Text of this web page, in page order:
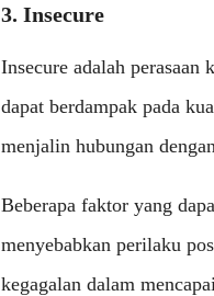
3. Insecure
Insecure adalah
dapat berdampak pada
menjalin hubungan
Beberapa faktor yang
menyebabkan perilaku
kegagalan dalam